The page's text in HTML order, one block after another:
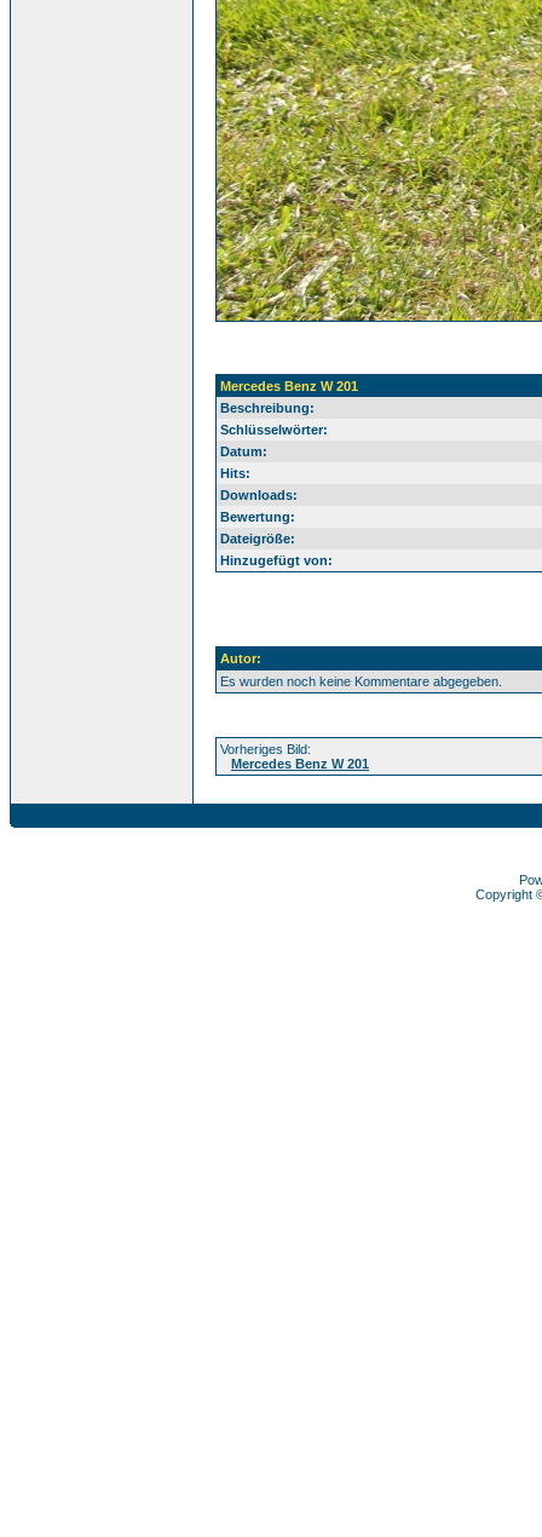
Mercedes Benz W 201
Beschreibung:
Schlüsselwörter:
Datum:
Hits:
Downloads:
Bewertung:
Dateigröße:
Hinzugefügt von:
Autor:
Es wurden noch keine Kommentare abgegeben.
Vorheriges Bild:
Mercedes Benz W 201
Copyright